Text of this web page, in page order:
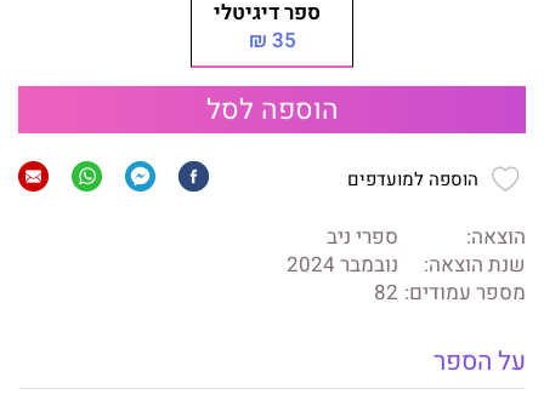
ספר דיגיטלי
35 ₪
הוספה לסל
הוספה למועדפים
הוצאה:
ספרי ניב
שנת הוצאה:
נובמבר 2024
מספר עמודים: 82
על הספר